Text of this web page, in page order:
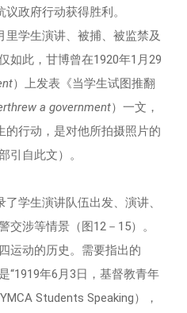
政府行动获得胜利。
里学生演讲、被捕、被监禁及
如此，甘博曾在1920年1月29
）上发表《当学生试图推翻
a government）一文，
的行动，是对他所拍摄照片的
引自此文）。
生演讲队伍出发、演讲、
交涉等情景（图12－15）。
运动的历史。需要指出的
“1919年6月3日，基督教青年
Students Speaking），